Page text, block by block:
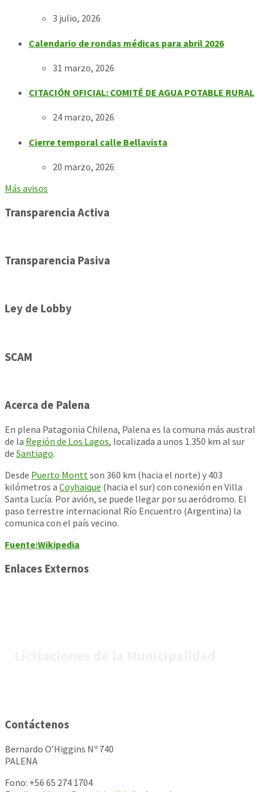
3 julio, 2026
Calendario de rondas médicas para abril 2026
31 marzo, 2026
CITACIÓN OFICIAL: COMITÉ DE AGUA POTABLE RURAL
24 marzo, 2026
Cierre temporal calle Bellavista
20 marzo, 2026
Más avisos
Transparencia Activa
Transparencia Pasiva
Ley de Lobby
SCAM
Acerca de Palena
En plena Patagonia Chilena, Palena es la comuna más austral
de la Región de Los Lagos, localizada a unos 1.350 km al sur
de Santiago.
Desde Puerto Monttson 360 km (hacia el norte) y 403
kilómetros a Coyhaique (hacia el sur) con conexión en Villa
Santa Lucía. Por avión, se puede llegar por su aeródromo. El
paso terrestre internacional Río Encuentro (Argentina) la
comunica con el país vecino.
Fuente:Wikipedia
Enlaces Externos
Contáctenos
Bernardo O’Higgins Nº 740
PALENA
Fono: +56 65 274 1704